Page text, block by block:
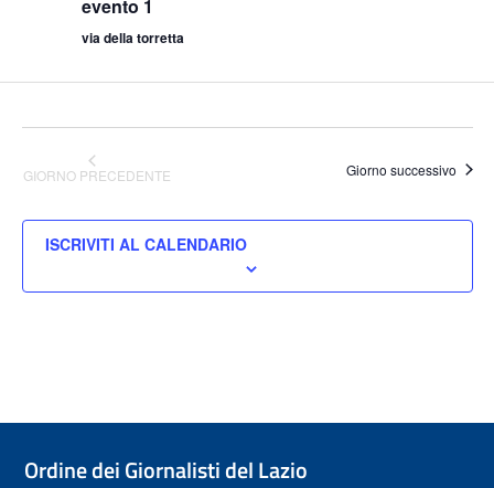
evento 1
via della torretta
GIORNO PRECEDENTE Giorno successivo
ISCRIVITI AL CALENDARIO
Ordine dei Giornalisti del Lazio